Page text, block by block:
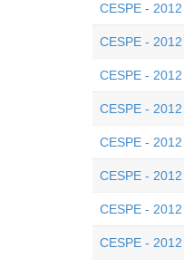
CESPE -
CESPE -
CESPE -
CESPE -
CESPE -
CESPE -
CESPE -
CESPE -